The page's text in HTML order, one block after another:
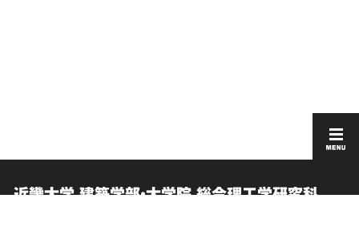
近畿大学 建築学部・大学院 総合理工学研究科